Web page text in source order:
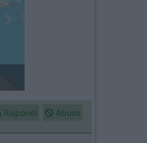
Rispondi Abuso